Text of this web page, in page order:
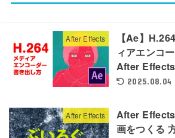
After Effects
【Ae】
ィアエンコ
After Effects
2025.08.04
After Effects
After
画をつくる